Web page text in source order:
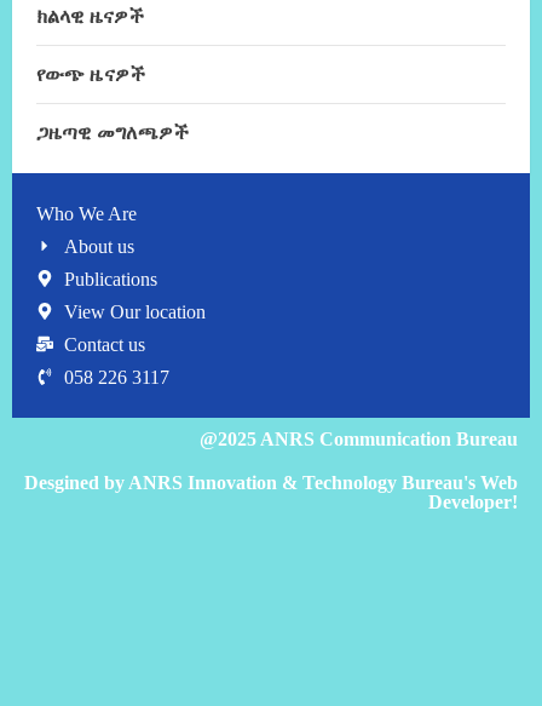
ክልላዊ ዜናዎች
የውጭ ዜናዎች
ጋዜጣዊ መግለጫዎች
Who We Are
About us
Publications
View Our location
Contact us
058 226 3117
@2025 ANRS Communication Bureau
Desgined by ANRS Innovation & Technology Bureau's Web
Developer!